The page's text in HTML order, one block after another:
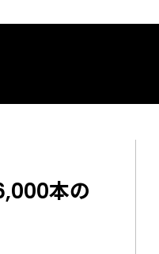
本の